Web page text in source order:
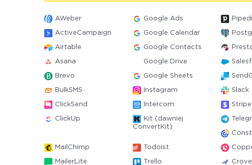
AWeber Google Ads
ActiveCampaign Google Calendar
Airtable Google Contacts
Asana Google Drive
Brevo Google Sheets
BulkSMS Instagram Slack
ClickSend Intercom Stripe
ClickUp
Kit (dawniej
ConvertKit)
MailChimp Todoist
MailerLite Trello Crove